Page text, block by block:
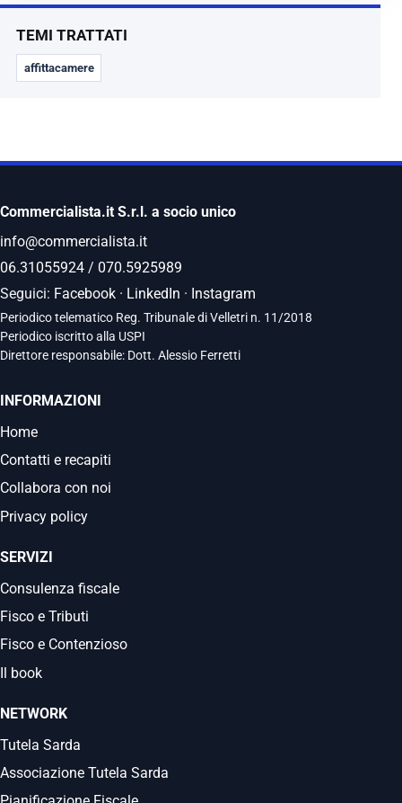
TEMI TRATTATI
affittacamere
Commercialista.it S.r.l. a socio unico
info@commercialista.it
06.31055924 / 070.5925989
Seguici: Facebook · LinkedIn · Instagram
Periodico telematico Reg. Tribunale di Velletri n. 11/2018
Periodico iscritto alla USPI
Direttore responsabile: Dott. Alessio Ferretti
INFORMAZIONI
Home
Contatti e recapiti
Collabora con noi
Privacy policy
SERVIZI
Consulenza fiscale
Fisco e Tributi
Fisco e Contenzioso
Il book
NETWORK
Tutela Sarda
Associazione Tutela Sarda